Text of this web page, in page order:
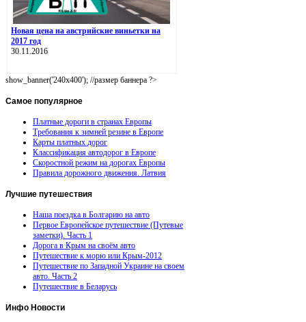
Новая цена на австрийские виньетки на
2017 год
30.11.2016
show_banner('240x400'); //размер баннера ?>
Самое популярное
Платные дороги в странах Европы
Требования к зимней резине в Европе
Карты платных дорог
Классификация автодорог в Европе
Скоростной режим на дорогах Европы
Правила дорожного движения. Латвия
Лучшие путешествия
Наша поездка в Болгарию на авто
Первое Европейское путешествие (Путевые
заметки). Часть 1
Дорога в Крым на своём авто
Путешествие к морю или Крым-2012
Путешествие по Западной Украине на своем
авто. Часть 2
Путешествие в Беларусь
Инфо Новости